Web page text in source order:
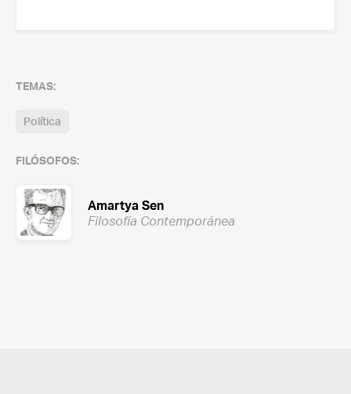
TEMAS:
Política
FILÓSOFOS:
Amartya Sen
Filosofía Contemporánea